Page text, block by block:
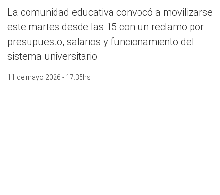
La comunidad educativa convocó a movilizarse
este martes desde las 15 con un reclamo por
presupuesto, salarios y funcionamiento del
sistema universitario
11 de mayo 2026 - 17:35hs